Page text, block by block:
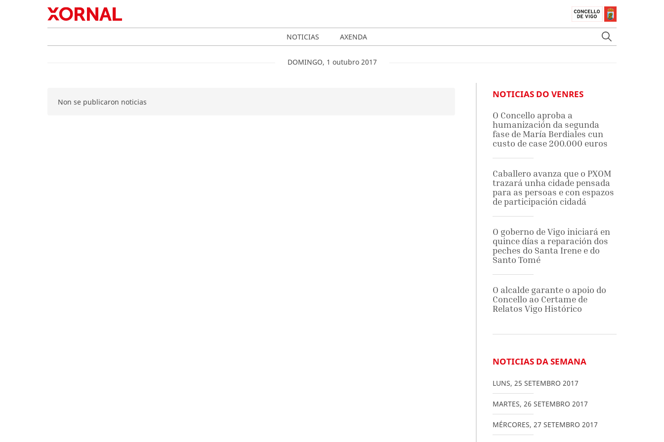
NOTICIAS AXENDA
DOMINGO, 1 outubro 2017
Non se publicaron noticias
NOTICIAS DO VENRES
O Concello aproba a
humanización da segunda
fase de María Berdiales cun
custo de case 200.000 euros
Caballero avanza que o PXOM
trazará unha cidade pensada
para as persoas e con espazos
de participación cidadá
O goberno de Vigo iniciará en
quince días a reparación dos
peches do Santa Irene e do
Santo Tomé
O alcalde garante o apoio do
Concello ao Certame de
Relatos Vigo Histórico
NOTICIAS DA SEMANA
LUNS, 25 SETEMBRO 2017
MARTES, 26 SETEMBRO 2017
MÉRCORES, 27 SETEMBRO 2017